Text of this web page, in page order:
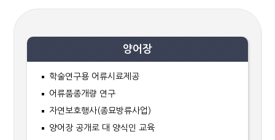
양어장
학술연구용 어류시료제공
어류품종개량 연구
자연보호행사(종묘방류사업)
양어장 공개로 대 양식인 교육